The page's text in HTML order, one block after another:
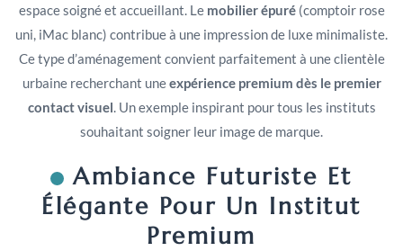
espace soigné et accueillant. Le mobilier épuré(comptoir rose
uni, iMac blanc) contribue à une impression de luxe minimaliste.
Ce type d’aménagement convient parfaitement à une clientèle
urbaine recherchant uneexpérience premium dès le premier
contact visuel . Un exemple inspirant pour tous les instituts
souhaitant soigner leur image de marque.
Ambiance Futuriste Et
Élégante Pour Un Institut
Premium